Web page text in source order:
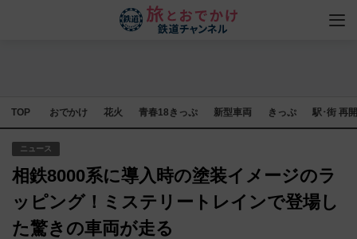
TOP おでかけ 花火 青春18きっぷ 新型車両 きっぷ 駅･街 再
ニュース
相鉄8000系に導入時の塗装イメージのラ
ッピング！ミステリートレインで登場し
た驚きの車両が走る